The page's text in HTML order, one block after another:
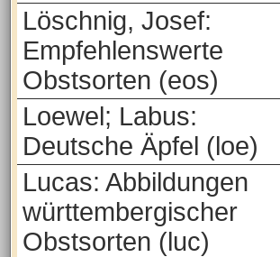
Löschnig, Josef:
Empfehlenswerte
Obstsorten (eos)
Loewel; Labus:
Deutsche Äpfel (loe)
Lucas: Abbildungen
württembergischer
Obstsorten (luc)